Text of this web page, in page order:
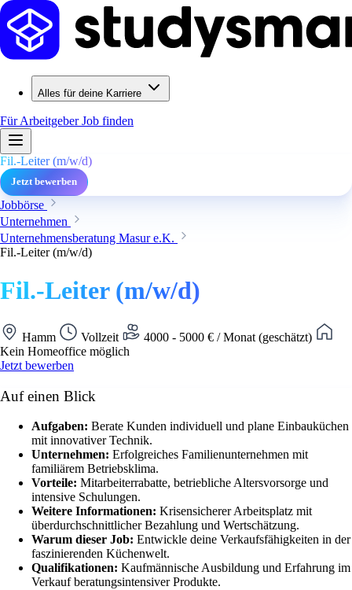
Alles für deine Karriere
Für ArbeitgeberJob finden
Fil.-Leiter (m/w/d)
Jetzt bewerben
Jobbörse
Unternehmen
Unternehmensberatung Masur e.K.
Fil.-Leiter (m/w/d)
Fil.-Leiter (m/w/d)
Hamm Vollzeit
4000 - 5000 € / Monat (geschätzt)
Kein Homeoffice möglich
Jetzt bewerben
Auf einen Blick
Aufgaben: Berate Kunden individuell und plane Einbauküchen
mit innovativer Technik.
Unternehmen: Erfolgreiches Familienunternehmen mit
familiärem Betriebsklima.
Vorteile: Mitarbeiterrabatte, betriebliche Altersvorsorge und
intensive Schulungen.
Weitere Informationen: Krisensicherer Arbeitsplatz mit
überdurchschnittlicher Bezahlung und Wertschätzung.
Warum dieser Job: Entwickle deine Verkaufsfähigkeiten in der
faszinierenden Küchenwelt.
Qualifikationen: Kaufmännische Ausbildung und Erfahrung im
Verkauf beratungsintensiver Produkte.